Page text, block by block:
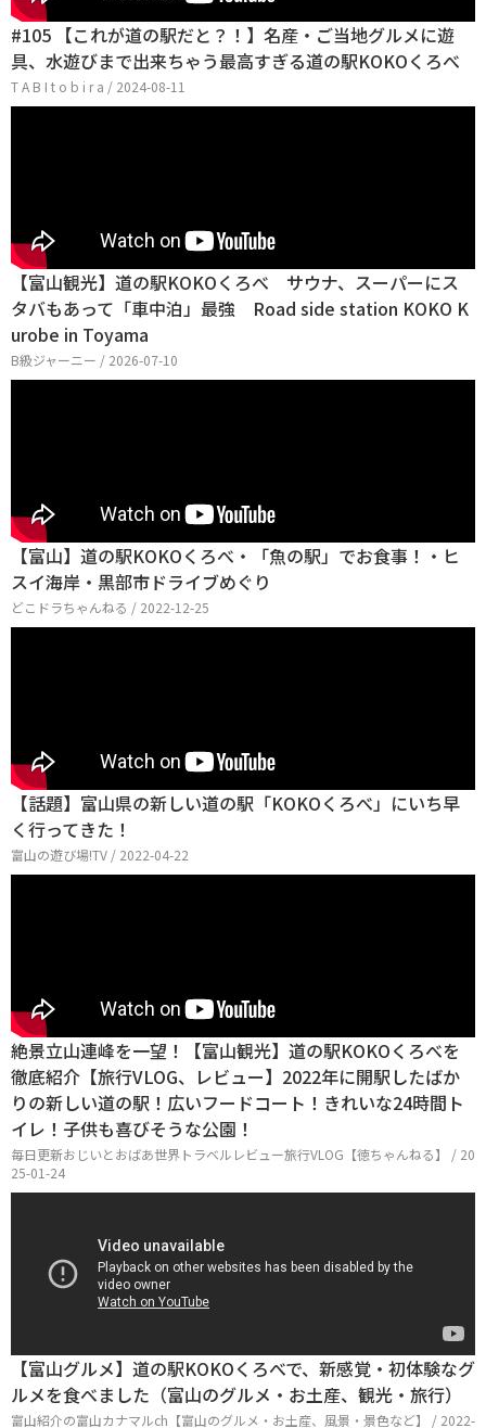
#105 【これが道の駅だと？！】名産・ご当地グルメに遊
具、水遊びまで出来ちゃう最高すぎる道の駅KOKOくろべ
T A B I t o b i r a / 2024-08-11
【富山観光】道の駅KOKOくろべ サウナ、スーパーにス
タバもあって「車中泊」最強 Road side station KOKO K
urobe in Toyama
B級ジャーニー / 2026-07-10
【富山】道の駅KOKOくろべ・「魚の駅」でお食事！・ヒ
スイ海岸・黒部市ドライブめぐり
どこドラちゃんねる / 2022-12-25
【話題】富山県の新しい道の駅「KOKOくろべ」にいち早
く行ってきた！
富山の遊び場!TV / 2022-04-22
絶景立山連峰を一望！【富山観光】道の駅KOKOくろべを
徹底紹介【旅行VLOG、レビュー】2022年に開駅したばか
りの新しい道の駅！広いフードコート！きれいな24時間ト
イレ！子供も喜びそうな公園！
毎日更新おじいとおばあ世界トラベルレビュー旅行VLOG【徳ちゃんねる】 / 20
25-01-24
【富山グルメ】道の駅KOKOくろべで、新感覚・初体験なグ
ルメを食べました（富山のグルメ・お土産、観光・旅行）
富山紹介の富山カナマルch【富山のグルメ・お土産、風景・景色など】 / 2022-